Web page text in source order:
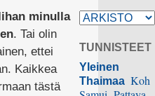
minulla
. Tai olin
ettei
Kaikkea
tästä
TUNNISTEET
Yleinen
Thaimaa Koh